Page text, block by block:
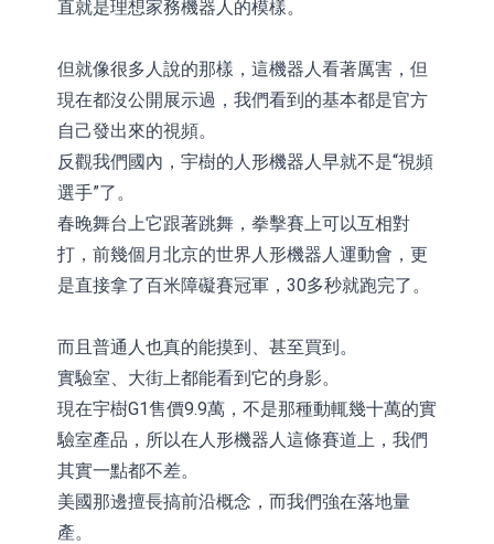
務集團(02215.HK)跌16.33%
10年期港元特區政府機構債券將於
2026年8月12日透過重開進行投標
直就是理想家務機器人的模樣。
但就像很多人說的那樣，這機器人看著厲害，但
現在都沒公開展示過，我們看到的基本都是官方
自己發出來的視頻。
反觀我們國內，宇樹的人形機器人早就不是“視頻
選手”了。
春晚舞台上它跟著跳舞，拳擊賽上可以互相對
打，前幾個月北京的世界人形機器人運動會，更
是直接拿了百米障礙賽冠軍，30多秒就跑完了。
而且普通人也真的能摸到、甚至買到。
實驗室、大街上都能看到它的身影。
現在宇樹G1售價9.9萬，不是那種動輒幾十萬的實
驗室產品，所以在人形機器人這條賽道上，我們
其實一點都不差。
美國那邊擅長搞前沿概念，而我們強在落地量
產。